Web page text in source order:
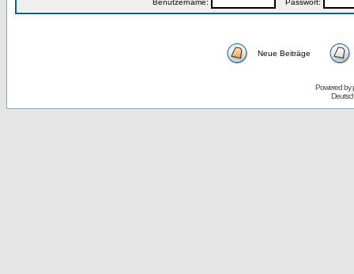
Benutzername: Passwort:
Neue Beiträge
Powered by